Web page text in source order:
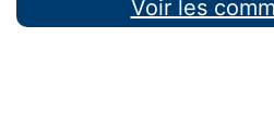
Voir les